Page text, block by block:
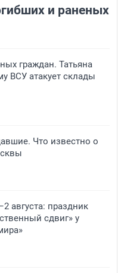
и раненых
граждан. Татьяна
ВСУ атакует склады
Что известно о
августа: праздник
сдвиг» у